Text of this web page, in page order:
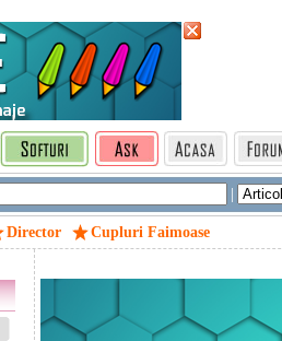
|
Director Cupluri Faimoase